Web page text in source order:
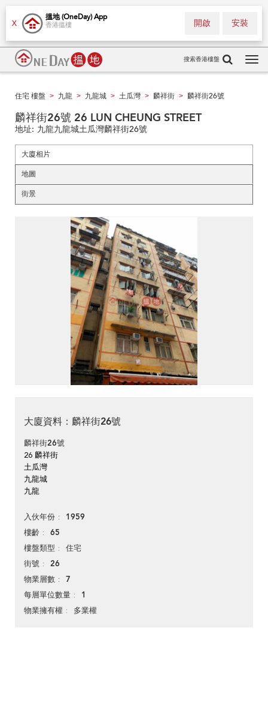
X
搵地 (OneDay) App
香港搵樓 安裝
開啟
搜索香港樓盤
住宅 樓盤 > 九龍 > 九龍城 > 土瓜灣 > 麟祥街 > 麟祥街26號
麟祥街26號 26 LUN CHEUNG STREET
地址: 九龍九龍城土瓜灣麟祥街26號
大廈相片
地圖
街景
大廈資料：麟祥街26號
麟祥街26號
26 麟祥街
土瓜灣
九龍城
九龍
入伙年份 1959
樓齡 65
樓盤類型 住宅
街號 26
物業層數 7
每層單位數量 1
物業擁有權 多業權